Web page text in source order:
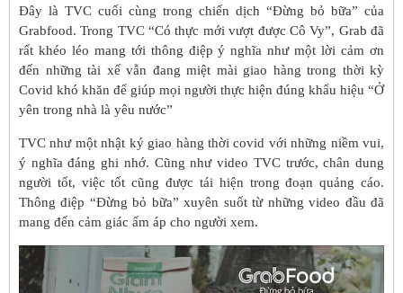
Đây là TVC cuối cùng trong chiến dịch “Đừng bỏ bữa” của
Grabfood. Trong TVC “Có thực mới vượt được Cô Vy”, Grab đã
rất khéo léo mang tới thông điệp ý nghĩa như một lời cảm ơn
đến những tài xế vẫn đang miệt mài giao hàng trong thời kỳ
Covid khó khăn để giúp mọi người thực hiện đúng khẩu hiệu “Ở
yên trong nhà là yêu nước”
TVC như một nhật ký giao hàng thời covid với những niềm vui,
ý nghĩa đáng ghi nhớ. Cũng như video TVC trước, chân dung
người tốt, việc tốt cũng được tái hiện trong đoạn quảng cáo.
Thông điệp “Đừng bỏ bữa” xuyên suốt từ những video đầu đã
mang đến cảm giác ấm áp cho người xem.